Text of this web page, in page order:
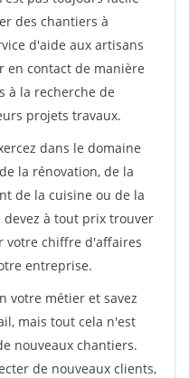
des chantiers à
d'aide aux artisans
en contact de manière
à la recherche de
projets travaux.
dans le domaine
la rénovation, de la
de la cuisine ou de la
à tout prix trouver
votre chiffre d'affaires
entreprise.
votre métier et savez
mais tout cela n'est
nouveaux chantiers.
de nouveaux clients,